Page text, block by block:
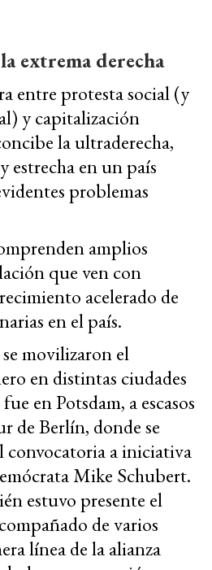
extrema derecha
entre protesta social (y
y capitalización
la ultraderecha,
estrecha en un país
problemas
amplios
que ven con
acelerado de
en el país.
movilizaron el
en distintas ciudades
en Potsdam, a escasos
de Berlín, donde se
a iniciativa
Mike Schubert.
estuvo presente el
de varios
línea de la alianza